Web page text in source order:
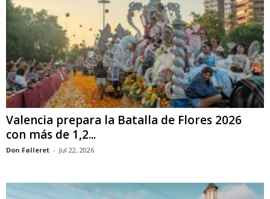
Valencia prepara la Batalla de Flores 2026
con más de 1,2...
Don Falleret - Jul 22, 2026